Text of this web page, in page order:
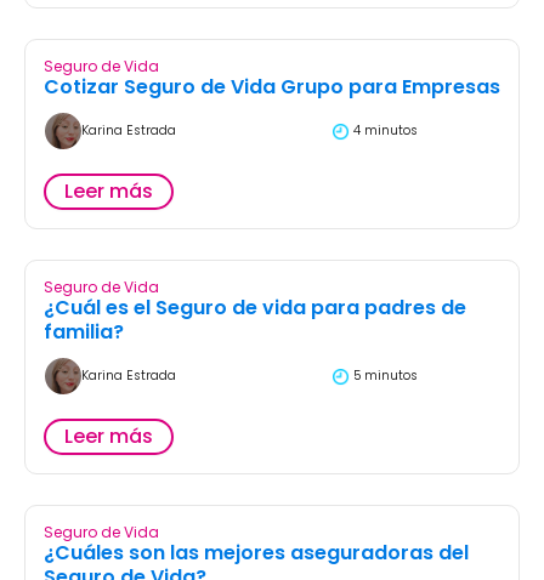
Seguro de Vida
Cotizar Seguro de Vida Grupo para Empresas
Karina Estrada 4 minutos
Leer más
Seguro de Vida
¿Cuál es el Seguro de vida para padres de
familia?
Karina Estrada 5 minutos
Leer más
Seguro de Vida
¿Cuáles son las mejores aseguradoras del